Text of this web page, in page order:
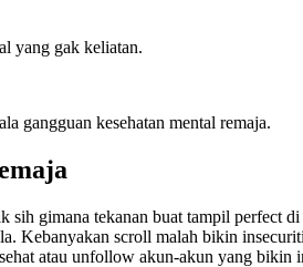
yang gak keliatan.
gangguan kesehatan mental remaja.
sih gimana tekanan buat tampil
scroll malah bikin
atau unfollow akun-akun yang bikin